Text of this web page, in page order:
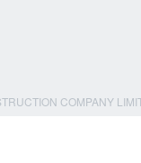
COMPANY